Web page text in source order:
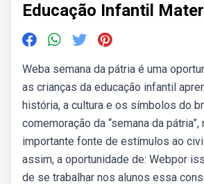
Educação Infantil
Weba semana da pátria é uma
as crianças da educação infantil
história, a cultura e os símbolos do
comemoração da “semana da
importante fonte de estímulos ao
assim, a oportunidade de: Webpor
de se trabalhar nos alunos essa